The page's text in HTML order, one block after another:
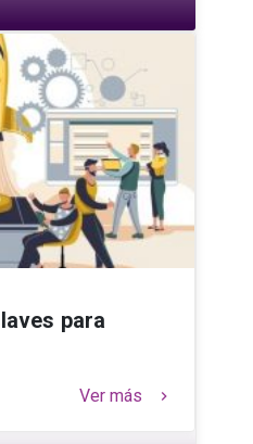
para
Ver más keyboard_arrow_right